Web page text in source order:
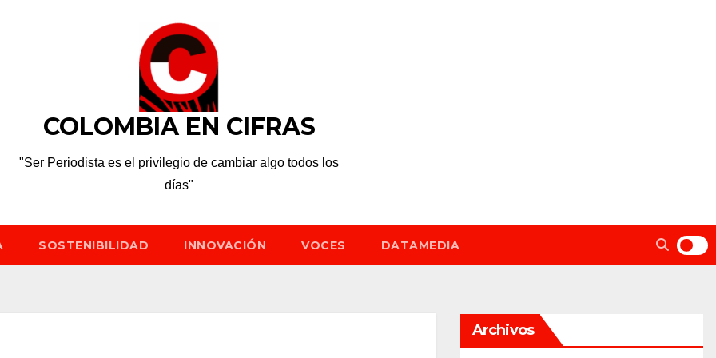
COLOMBIA EN CIFRAS
"Ser Periodista es el privilegio de cambiar algo todos los
días"
SOSTENIBILIDAD INNOVACIÓN VOCES DATAMEDIA
Archivos